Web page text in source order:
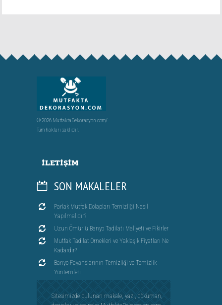
© 2026 MutfaktaDekorasyon.com/
Tüm hakları saklıdır.
İLETIŞIM
SON MAKALELER
Parlak Mutfak Dolapları Temizliği Nasıl
Yapılmalıdır?
Uzun Ömürlü Banyo Tadilatı Maliyeti ve Fikirler
Mutfak Tadilat Örnekleri ve Yaklaşık Fiyatları Ne
Kadardır?
Banyo Fayanslarının Temizliği ve Temizlik
Yöntemleri
Sitesimizde bulunan makale, yazı, döküman,